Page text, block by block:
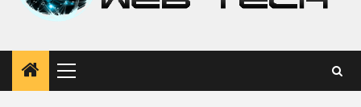
Primary
Menu